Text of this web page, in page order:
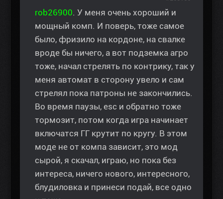
rob26900. У меня очень хороший и
мощный комп. И поверь, тоже самое
было, фризило на кордоне, на свалке
вроде бы ничего, а вот подземка агро
тоже, начал стрелять по контрику, так у
меня автомат в сторону увело и сам
стрелял пока патроны не закончились.
Во время паузы, esc и обратно тоже
тормозит, потом когда игра начинает
включатся ГГ крутит по кругу. В этом
моде не от компа зависит, это мод
сырой, я скачал, играю, но пока без
интереса, ничего нового, интересного,
блудиловка и принеси подай, все одно